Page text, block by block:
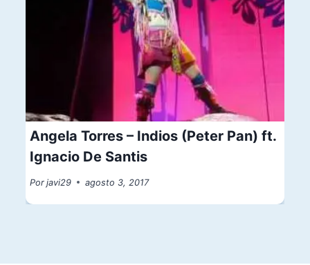
Angela Torres – Indios (Peter Pan) ft.
Ignacio De Santis
Por javi29 agosto 3, 2017